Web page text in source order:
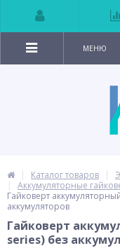
МЕНЮ
Каталог товаров
Аккумуляторные
Гайковерт
аккумуляторов
Гайковерт
series) без